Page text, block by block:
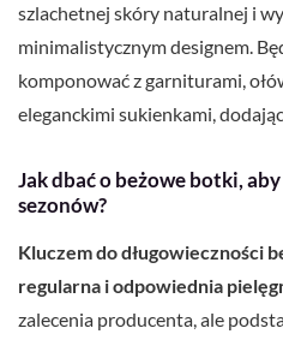
szlachetnej skóry naturalnej i
minimalistycznym designem.
komponować z garniturami,
eleganckimi sukienkami,
Jak dbać o beżowe botki,
sezonów?
Kluczem do długowieczności
regularna i odpowiednia
zalecenia producenta, ale